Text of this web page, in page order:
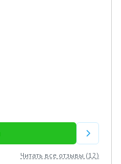
Читать все отзывы (12)